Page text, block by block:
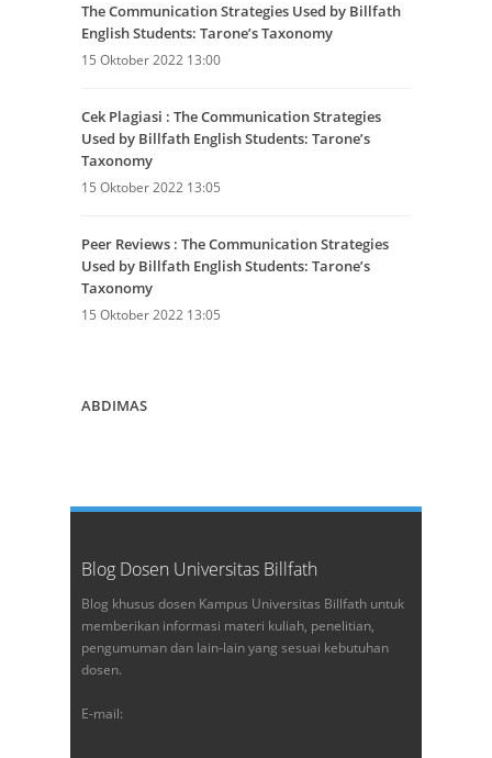
The Communication Strategies Used by Billfath
English Students: Tarone’s Taxonomy
15 Oktober 2022 13:00
Cek Plagiasi : The Communication Strategies
Used by Billfath English Students: Tarone’s
Taxonomy
15 Oktober 2022 13:05
Peer Reviews : The Communication Strategies
Used by Billfath English Students: Tarone’s
Taxonomy
15 Oktober 2022 13:05
ABDIMAS
Blog Dosen Universitas Billfath
Blog khusus dosen Kampus Universitas Billfath untuk
memberikan informasi materi kuliah, penelitian,
pengumuman dan lain-lain yang sesuai kebutuhan
dosen.
E-mail: